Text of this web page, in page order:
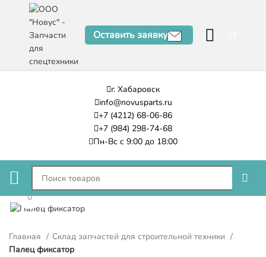
Оставить заявку
г. Хабаровск
info@novusparts.ru
+7 (4212) 68-06-86
+7 (984) 298-74-68
Пн-Вс с 9:00 до 18:00
Нажмите, чтобы увеличить
Главная
Склад запчастей для строительной техники
Палец фиксатор